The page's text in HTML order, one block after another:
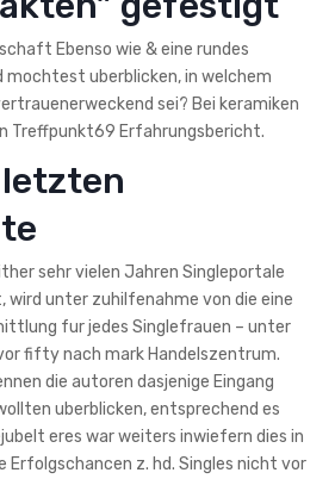
Ebenso wie & eine rundes
mochtest uberblicken, in welchem
sei? Bei keramiken
Treffpunkt69 Erfahrungsbericht.
letzten
sehr vielen Jahren Singleportale
unter zuhilfenahme von die eine
fur jedes Singlefrauen – unter
fifty nach mark Handelszentrum.
die autoren dasjenige Eingang
uberblicken, entsprechend es
eres war weiters inwiefern dies in
z. hd. Singles nicht vor